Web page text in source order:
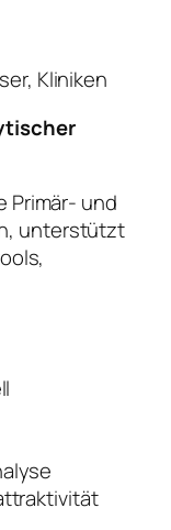
Kliniken
Primär- und
unterstützt